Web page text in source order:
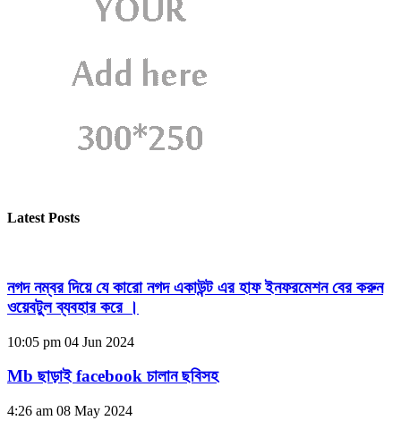
Latest Posts
নগদ নম্বর দিয়ে যে কারো নগদ একাউন্ট এর হাফ ইনফরমেশন বের করুন
ওয়েবটুল ব্যবহার করে ।
10:05 pm 04 Jun 2024
Mb ছাড়াই facebook চালান ছবিসহ
4:26 am 08 May 2024